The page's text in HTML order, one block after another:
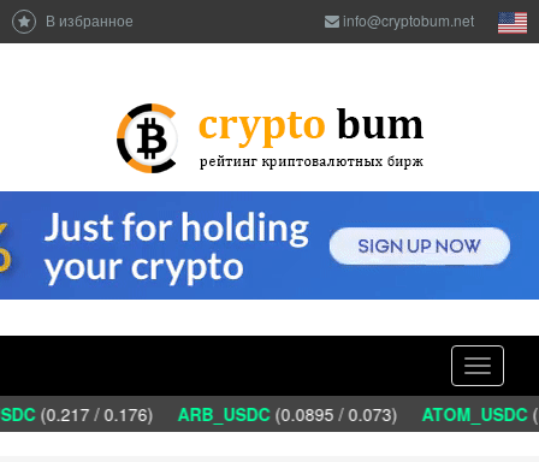
В избранное info@cryptobum.net
Toggle
(0.217 / 0.176) ARB_USDC(0.0895 / 0.073) ATOM_USDC